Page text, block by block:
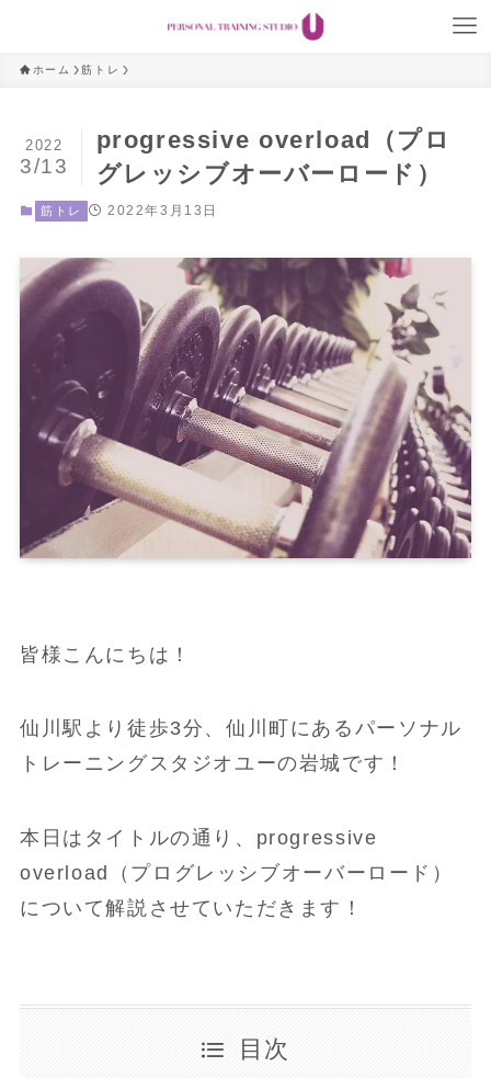
ホーム 筋トレ
progressive overload（プロ
グレッシブオーバーロード）
2022
3/13
筋トレ 2022年3月13日
皆様こんにちは！
仙川駅より徒歩3分、仙川町にあるパーソナル
トレーニングスタジオユーの岩城です！
本日はタイトルの通り、progressive
overload（プログレッシブオーバーロード）
について解説させていただきます！
目次